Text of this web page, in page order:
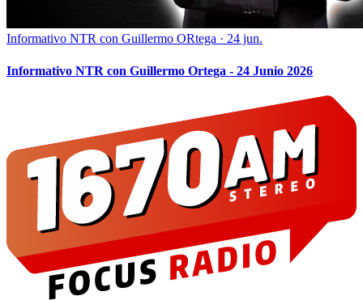
Informativo NTR con Guillermo ORtega · 24 jun.
Informativo NTR con Guillermo Ortega - 24 Junio 2026